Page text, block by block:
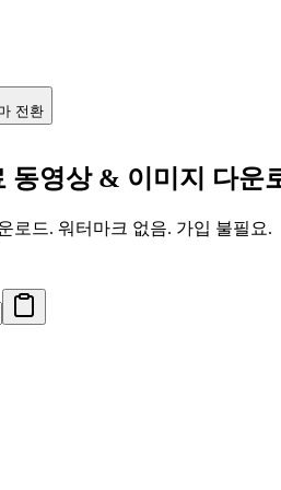
전환
영상 & 이미지 다운
로드. 워터마크 없음. 가입 불필요.